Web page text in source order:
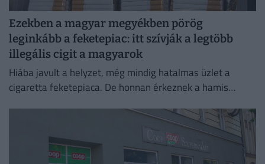
Ezekben a magyar megyékben pörög
leginkább a feketepiac: itt szívják a legtöbb
illegális cigit a magyarok
Hiába javult a helyzet, még mindig hatalmas üzlet a
cigaretta feketepiaca. De honnan érkeznek a hamis